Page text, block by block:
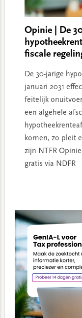
Opinie | De
fiscale
De 30-jarige
januari 2031
feitelijk
een algehele
komen, zo pleit
zijn NTFR
gratis via NDFR
Sidebar